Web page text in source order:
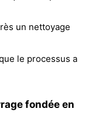
un nettoyage
le processus a
fondée en